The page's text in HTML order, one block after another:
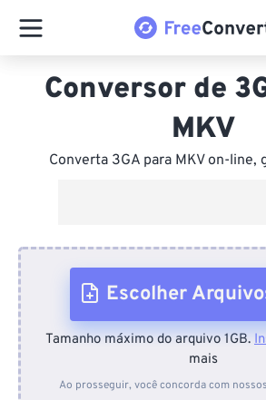
Conversor de
MKV
Converta 3GA para MKV on-line,
Escolher
Do dispositivo
Tamanho máximo do arquivo 1GB.
mais
Ao prosseguir, você concorda com nossos